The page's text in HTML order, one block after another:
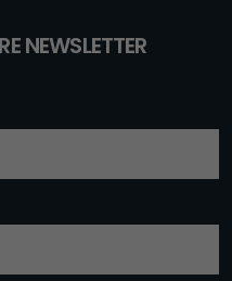
NEWSLETTER